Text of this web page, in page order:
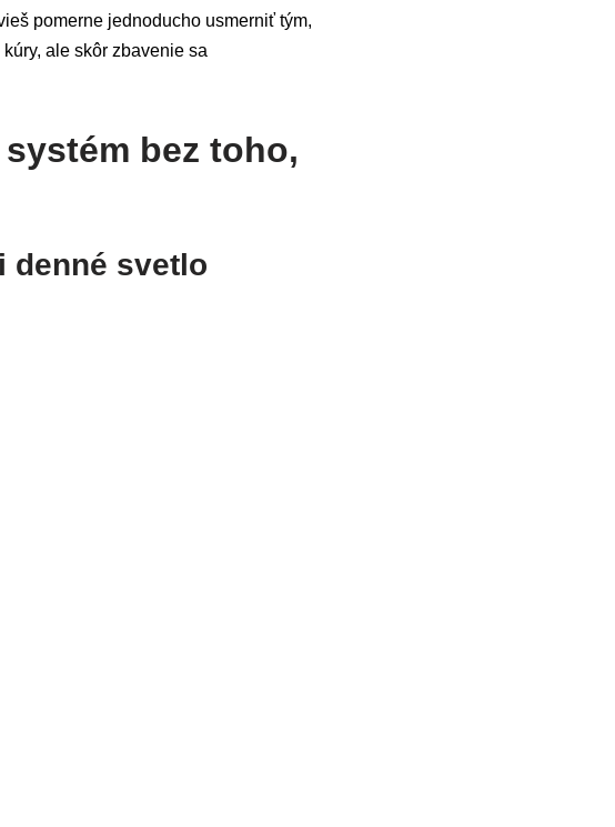
pomerne jednoducho usmerniť tým,
ale skôr zbavenie sa
bez toho,
denné svetlo